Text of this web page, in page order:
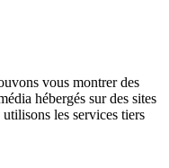
vous montrer des
hébergés sur des sites
les services tiers